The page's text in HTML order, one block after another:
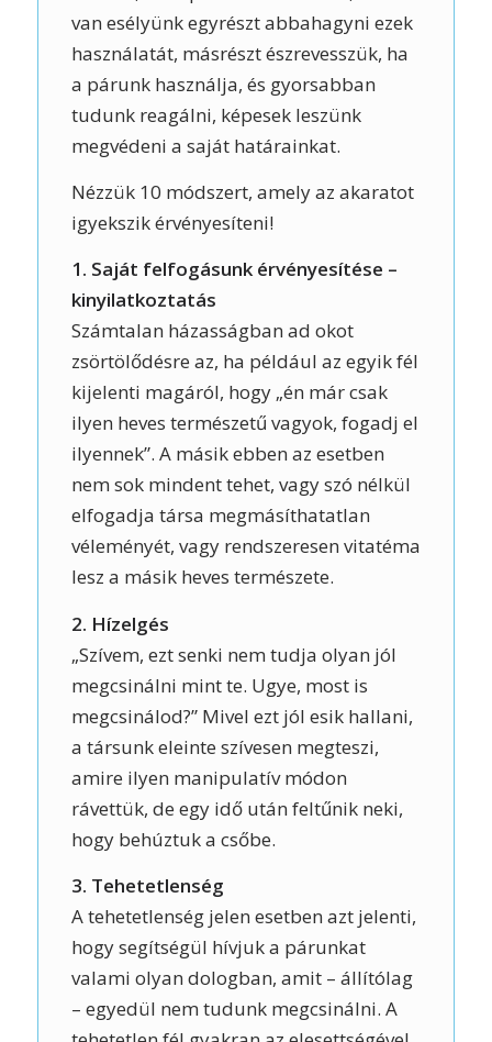
van esélyünk egyrészt abbahagyni ezek
használatát, másrészt észrevesszük, ha
a párunk használja, és gyorsabban
tudunk reagálni, képesek leszünk
megvédeni a saját határainkat.
Nézzük 10 módszert, amely az akaratot
igyekszik érvényesíteni!
1. Saját felfogásunk érvényesítése –
kinyilatkoztatás
Számtalan házasságban ad okot
zsörtölődésre az, ha például az egyik fél
kijelenti magáról, hogy „én már csak
ilyen heves természetű vagyok, fogadj el
ilyennek”. A másik ebben az esetben
nem sok mindent tehet, vagy szó nélkül
elfogadja társa megmásíthatatlan
véleményét, vagy rendszeresen vitatéma
lesz a másik heves természete.
2. Hízelgés
„Szívem, ezt senki nem tudja olyan jól
megcsinálni mint te. Ugye, most is
megcsinálod?” Mivel ezt jól esik hallani,
a társunk eleinte szívesen megteszi,
amire ilyen manipulatív módon
rávettük, de egy idő után feltűnik neki,
hogy behúztuk a csőbe.
3. Tehetetlenség
A tehetetlenség jelen esetben azt jelenti,
hogy segítségül hívjuk a párunkat
valami olyan dologban, amit – állítólag
– egyedül nem tudunk megcsinálni. A